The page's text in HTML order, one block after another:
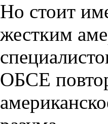
Но стоит
жестким
ОБСЕ